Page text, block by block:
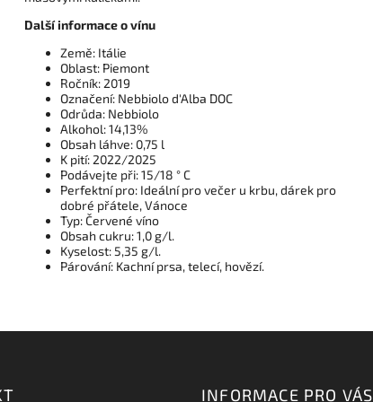
Další informace o vínu
Země: Itálie
Oblast: Piemont
Ročník: 2019
Označení: Nebbiolo d'Alba DOC
Odrůda: Nebbiolo
Alkohol: 14,13%
Obsah láhve: 0,75 l
K pití: 2022/2025
Podávejte při: 15/18 ° C
Perfektní pro: Ideální pro večer u krbu, dárek pro
dobré přátele, Vánoce
Typ: Červené víno
Obsah cukru: 1,0 g/l.
Kyselost: 5,35 g/l.
Párování: Kachní prsa, telecí, hovězí.
INFORMACE PRO VÁS